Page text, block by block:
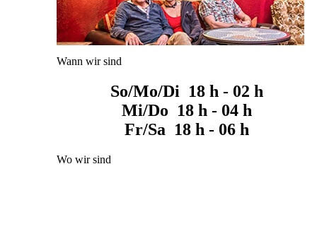
Wann wir sind
So/Mo/Di 18 h - 02 h
Mi/Do 18 h - 04 h
Fr/Sa 18 h - 06 h
Wo wir sind